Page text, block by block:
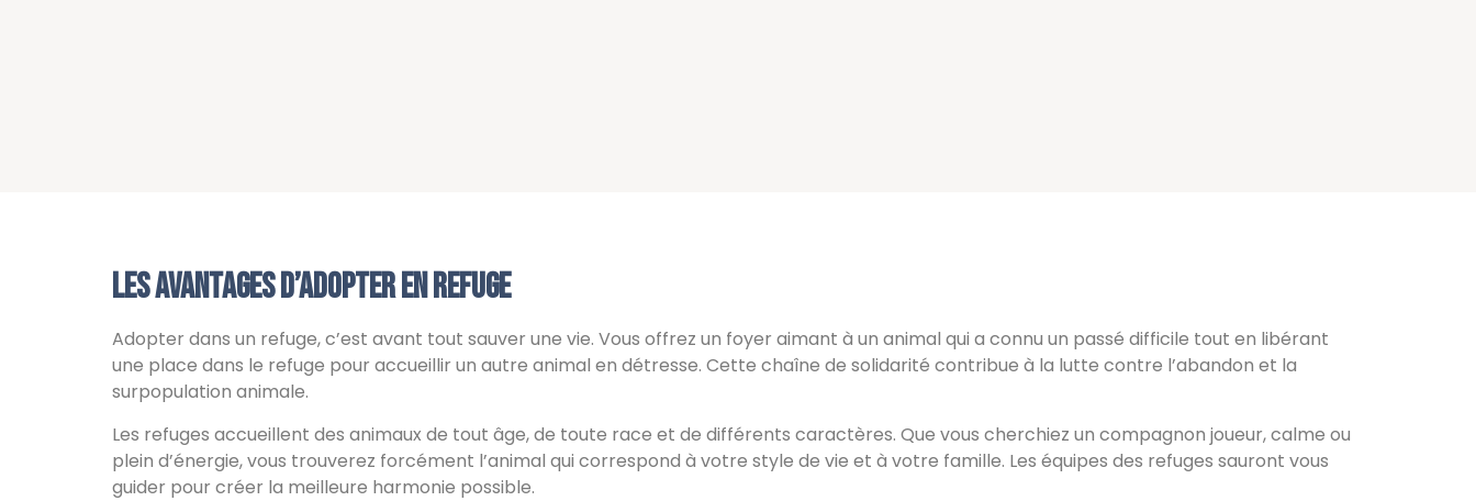
Les avantages d’adopter en refuge
Adopter dans un refuge, c’est avant tout sauver une vie. Vous offrez un foyer aimant à un animal qui a connu un passé difficile tout en libérant
une place dans le refuge pour accueillir un autre animal en détresse. Cette chaîne de solidarité contribue à la lutte contre l’abandon et la
surpopulation animale.
Les refuges accueillent des animaux de tout âge, de toute race et de différents caractères. Que vous cherchiez un compagnon joueur, calme ou
plein d’énergie, vous trouverez forcément l’animal qui correspond à votre style de vie et à votre famille. Les équipes des refuges sauront vous
guider pour créer la meilleure harmonie possible.